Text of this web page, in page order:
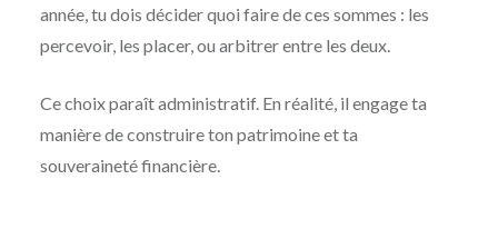
année, tu dois décider quoi faire de ces sommes : les
percevoir, les placer, ou arbitrer entre les deux.
Ce choix paraît administratif. En réalité, il engage ta
manière de construire ton patrimoine et ta
souveraineté financière.